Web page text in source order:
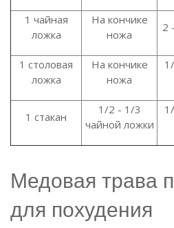
1 чайная
ложка
На кончике
ножа
2
1 столовая
ложка
На кончике
ножа
1 стакан
1/2 - 1/3
чайной ложки
Медовая трава
для похудения